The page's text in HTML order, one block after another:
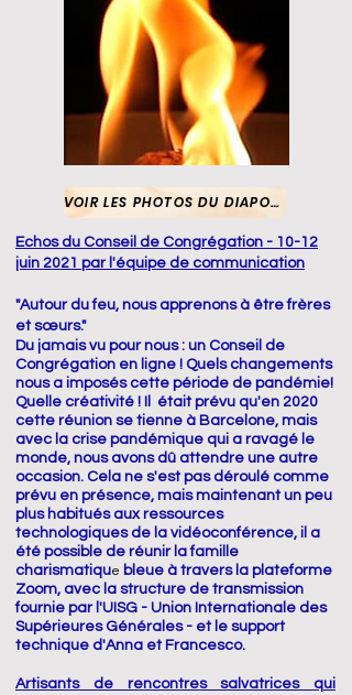
VOIR LES PHOTOS DU DIAPORAMA
Echos du Conseil de Congrégation - 10-12
juin 2021 par l'équipe de communication
"Autour du feu, nous apprenons à être frères
et sœurs."
Du jamais vu pour nous : un Conseil de
Congrégation en ligne ! Quels changements
nous a imposés cette période de pandémie!
Quelle créativité ! Il était prévu qu'en 2020
cette réunion se tienne à Barcelone, mais
avec la crise pandémique qui a ravagé le
monde, nous avons dû attendre une autre
occasion. Cela ne s'est pas déroulé comme
prévu en présence, mais maintenant un peu
plus habitués aux ressources
technologiques de la vidéoconférence, il a
été possible de réunir la famille
charismatique bleue à travers la plateforme
Zoom, avec la structure de transmission
fournie par l'UISG - Union Internationale des
Supérieures Générales - et le support
technique d'Anna et Francesco.
Artisants de rencontres salvatrices qui